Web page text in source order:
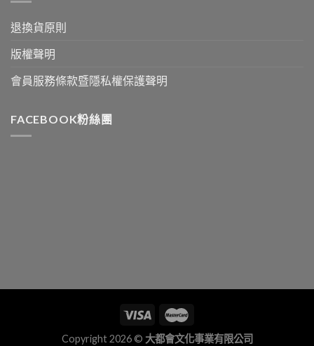
退換貨原則
版權聲明
會員服務條款暨隱私權保護聲明
FACEBOOK粉絲團
Copyright 2026 © 大都會文化事業有限公司